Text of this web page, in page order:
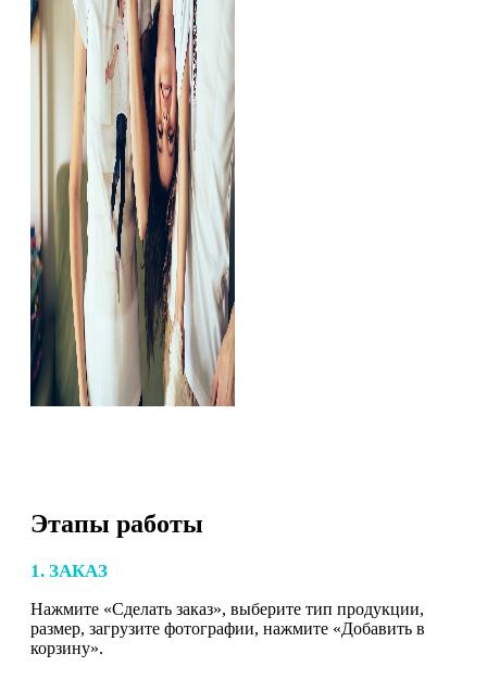
Этапы работы
1. ЗАКАЗ
Нажмите «Сделать заказ», выберите тип продукции,
размер, загрузите фотографии, нажмите «Добавить в
корзину».